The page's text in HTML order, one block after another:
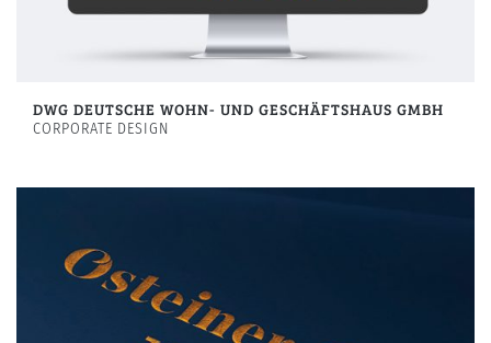
DWG DEUTSCHE WOHN- UND GESCHÄFTSHAUS GMBH
CORPORATE DESIGN